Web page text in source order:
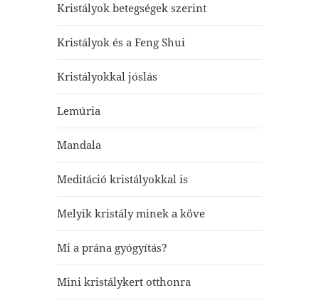
Kristályok betegségek szerint
Kristályok és a Feng Shui
Kristályokkal jóslás
Lemúria
Mandala
Meditáció kristályokkal is
Melyik kristály minek a köve
Mi a prána gyógyítás?
Mini kristálykert otthonra